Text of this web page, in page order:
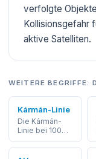
verfolgte
Kollisionsgefahr
aktive Satelliten.
WEITERE BEGRIFFE:
Kármán-Linie
Die Kármán-
Linie bei 100
km definiert die
internationale